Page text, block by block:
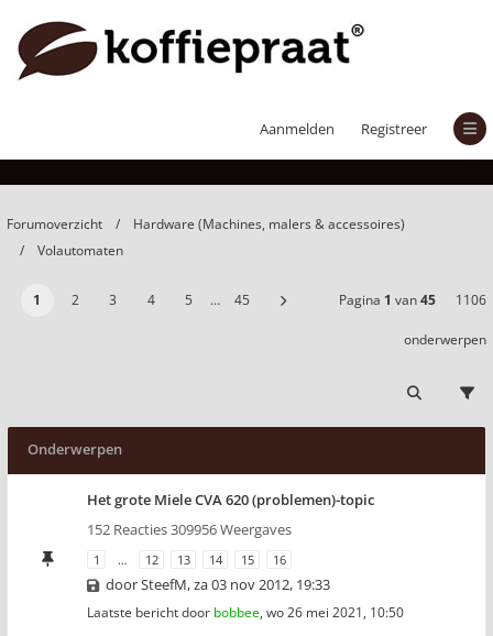
Aanmelden Registreer
Forumoverzicht
Hardware (Machines, malers & accessoires)
Volautomaten
1 2 3 4 5 … 45 Pagina 1 van45 1106
onderwerpen
Onderwerpen
Het grote Miele CVA 620 (problemen)-topic
152 Reacties 309956 Weergaves
1 … 12 13 14 15 16
doorSteefM,za 03 nov 2012, 19:33
Laatste bericht door bobbee, wo 26 mei 2021, 10:50